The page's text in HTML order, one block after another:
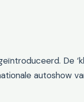
De
autoshow